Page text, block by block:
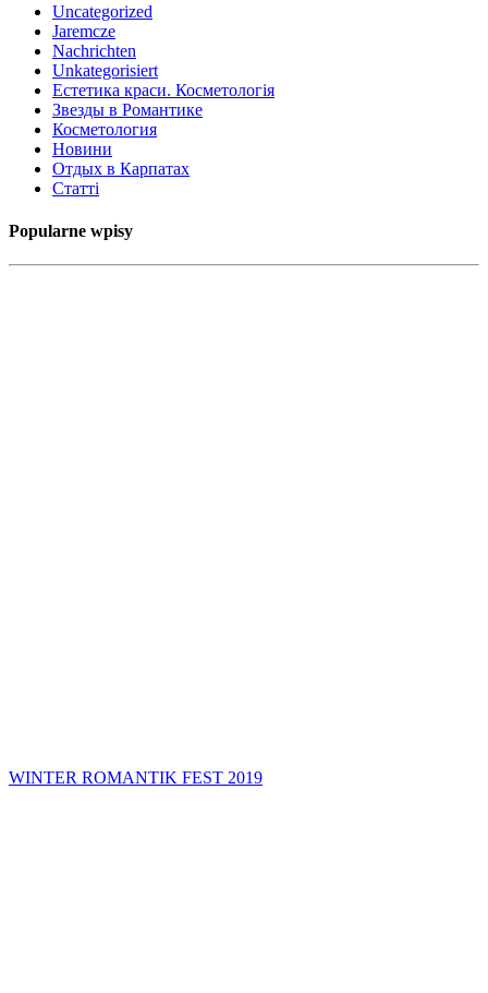
Uncategorized
Jaremcze
Nachrichten
Unkategorisiert
Естетика краси. Косметологія
Звезды в Романтике
Косметология
Новини
Отдых в Карпатах
Статті
Popularne wpisy
WINTER ROMANTIK FEST 2019